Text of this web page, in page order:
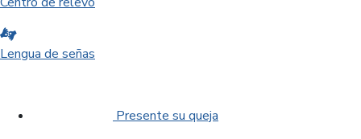
Lengua de señas
Presente su queja